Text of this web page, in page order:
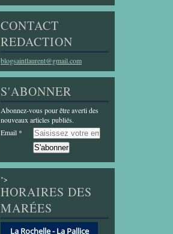
CONTACT
REDACTION
blogsaintlaurent@gmail.com
S'ABONNER
Abonnez-vous pour être averti des
nouveaux articles publiés.
Email
">
HORAIRES DES
MARÉES